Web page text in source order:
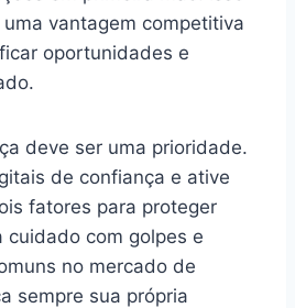
vantagem competitiva
oportunidades e
deve ser uma prioridade.
de confiança e ative
fatores para proteger
cuidado com golpes e
no mercado de
sempre sua própria